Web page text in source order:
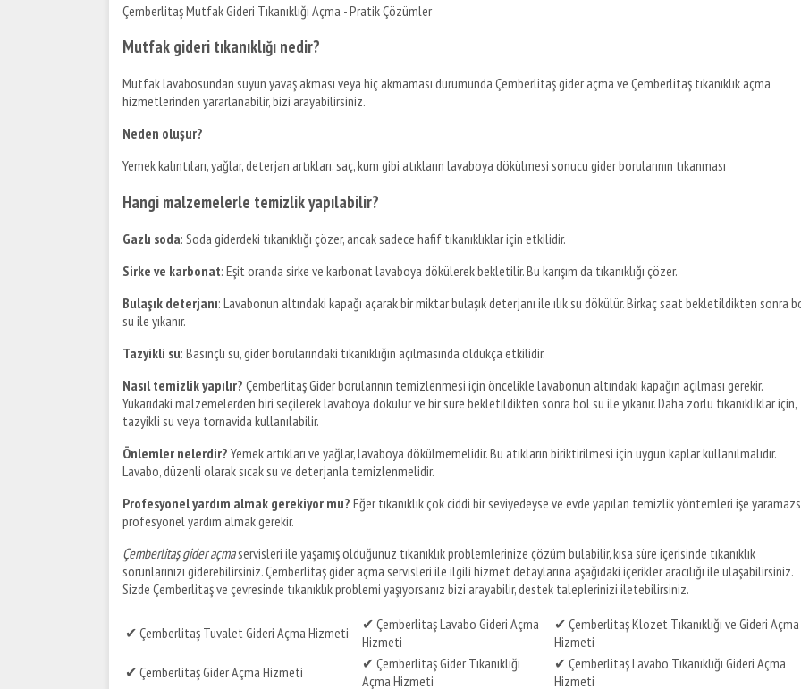
Çemberlitaş Mutfak Gideri Tıkanıklığı Açma - Pratik Çözümler
Mutfak gideri tıkanıklığı nedir?
Mutfak lavabosundan suyun yavaş akması veya hiç akmaması durumunda Çemberlitaş gider açma ve Çemberlitaş tıkanıklık açma
hizmetlerinden yararlanabilir, bizi arayabilirsiniz.
Neden oluşur?
Yemek kalıntıları, yağlar, deterjan artıkları, saç, kum gibi atıkların lavaboya dökülmesi sonucu gider borularının tıkanması
Hangi malzemelerle temizlik yapılabilir?
Gazlı soda: Soda giderdeki tıkanıklığı çözer, ancak sadece hafif tıkanıklıklar için etkilidir.
Sirke ve karbonat: Eşit oranda sirke ve karbonat lavaboya dökülerek bekletilir. Bu karışım da tıkanıklığı çözer.
Bulaşık deterjanı: Lavabonun altındaki kapağı açarak bir miktar bulaşık deterjanı ile ılık su dökülür. Birkaç saat bekletildikten sonra
su ile yıkanır.
Tazyikli su: Basınçlı su, gider borularındaki tıkanıklığın açılmasında oldukça etkilidir.
Nasıl temizlik yapılır? Çemberlitaş Gider borularının temizlenmesi için öncelikle lavabonun altındaki kapağın açılması gerekir.
Yukarıdaki malzemelerden biri seçilerek lavaboya dökülür ve bir süre bekletildikten sonra bol su ile yıkanır. Daha zorlu tıkanıklıklar için,
tazyikli su veya tornavida kullanılabilir.
Önlemler nelerdir? Yemek artıkları ve yağlar, lavaboya dökülmemelidir. Bu atıkların biriktirilmesi için uygun kaplar kullanılmalıdır.
Lavabo, düzenli olarak sıcak su ve deterjanla temizlenmelidir.
Profesyonel yardım almak gerekiyor mu? Eğer tıkanıklık çok ciddi bir seviyedeyse ve evde yapılan temizlik yöntemleri işe
profesyonel yardım almak gerekir.
Çemberlitaş gider açmaservisleri ile yaşamış olduğunuz tıkanıklık problemlerinize çözüm bulabilir, kısa süre içerisinde tıkanıklık
sorunlarınızı giderebilirsiniz. Çemberlitaş gider açma servisleri ile ilgili hizmet detaylarına aşağıdaki içerikler aracılığı ile ulaşabilirsiniz.
Sizde Çemberlitaş ve çevresinde tıkanıklık problemi yaşıyorsanız bizi arayabilir, destek taleplerinizi iletebilirsiniz.
✔ Çemberlitaş Tuvalet Gideri Açma Hizmeti
✔ Çemberlitaş Lavabo Gideri Açma
Hizmeti
✔ Çemberlitaş Klozet Tıkanıklığı ve Gideri Açma
Hizmeti
✔ Çemberlitaş Gider Açma Hizmeti
✔ Çemberlitaş Gider Tıkanıklığı
Açma Hizmeti
✔ Çemberlitaş Lavabo Tıkanıklığı Gideri Açma
Hizmeti